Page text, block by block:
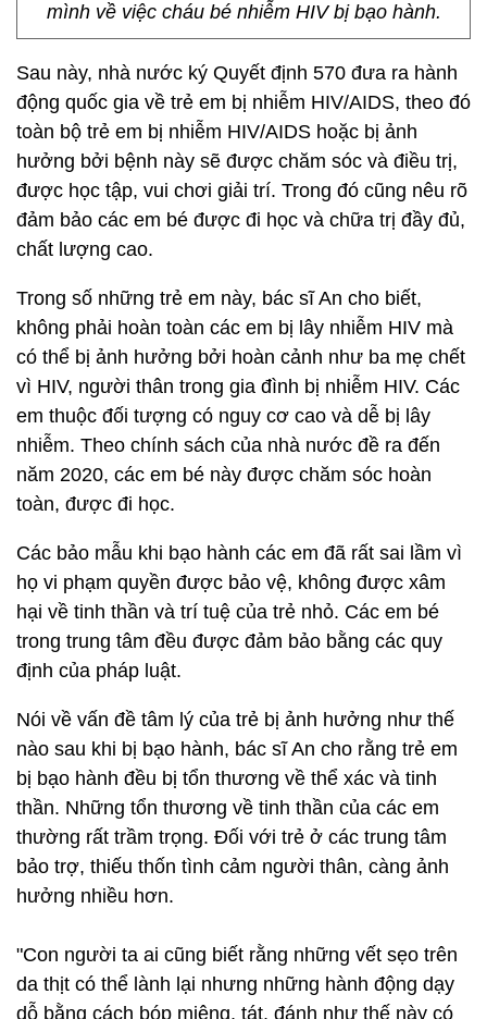
mình về việc cháu bé nhiễm HIV bị bạo hành.
Sau này, nhà nước ký Quyết định 570 đưa ra hành
động quốc gia về trẻ em bị nhiễm HIV/AIDS, theo đó
toàn bộ trẻ em bị nhiễm HIV/AIDS hoặc bị ảnh
hưởng bởi bệnh này sẽ được chăm sóc và điều trị,
được học tập, vui chơi giải trí. Trong đó cũng nêu rõ
đảm bảo các em bé được đi học và chữa trị đầy đủ,
chất lượng cao.
Trong số những trẻ em này, bác sĩ An cho biết,
không phải hoàn toàn các em bị lây nhiễm HIV mà
có thể bị ảnh hưởng bởi hoàn cảnh như ba mẹ chết
vì HIV, người thân trong gia đình bị nhiễm HIV. Các
em thuộc đối tượng có nguy cơ cao và dễ bị lây
nhiễm. Theo chính sách của nhà nước đề ra đến
năm 2020, các em bé này được chăm sóc hoàn
toàn, được đi học.
Các bảo mẫu khi bạo hành các em đã rất sai lầm vì
họ vi phạm quyền được bảo vệ, không được xâm
hại về tinh thần và trí tuệ của trẻ nhỏ. Các em bé
trong trung tâm đều được đảm bảo bằng các quy
định của pháp luật.
Nói về vấn đề tâm lý của trẻ bị ảnh hưởng như thế
nào sau khi bị bạo hành, bác sĩ An cho rằng trẻ em
bị bạo hành đều bị tổn thương về thể xác và tinh
thần. Những tổn thương về tinh thần của các em
thường rất trầm trọng. Đối với trẻ ở các trung tâm
bảo trợ, thiếu thốn tình cảm người thân, càng ảnh
hưởng nhiều hơn.
"Con người ta ai cũng biết rằng những vết sẹo trên
da thịt có thể lành lại nhưng những hành động dạy
dỗ bằng cách bóp miệng, tát, đánh như thế này có